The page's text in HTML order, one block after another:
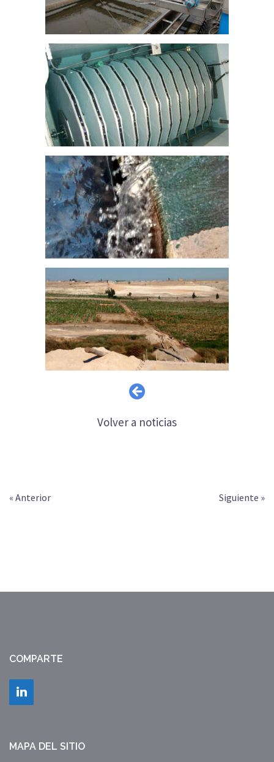
Volver a noticias
« Anterior Siguiente »
COMPARTE
MAPA DEL SITIO